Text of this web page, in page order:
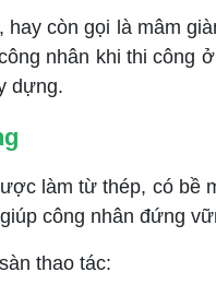
hay còn gọi là mâm
nhân khi thi công
dựng.
làm từ thép, có bề
công nhân đứng
thao tác: